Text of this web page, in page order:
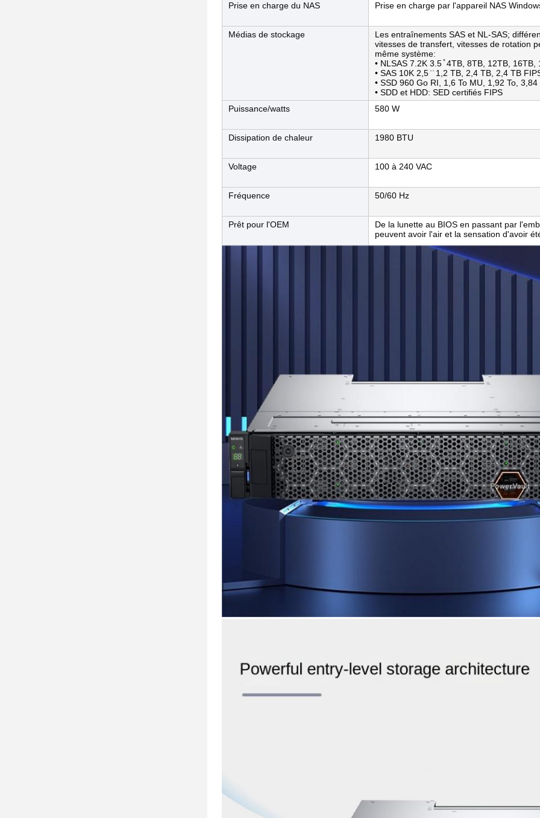
Prise en charge du NAS Prise en charge par l'appareil NAS
Médias de stockage
Les entraînements SAS et NL-SAS;
vitesses de transfert, vitesses de rotation
même système:
• NLSAS 7.2K 3.5 ̊ 4TB, 8TB, 12TB,
• SAS 10K 2,5 ̇ ̇ 1,2 TB, 2,4 TB, 2,4 TB
• SSD 960 Go RI, 1,6 To MU, 1,92 To,
• SDD et HDD: SED certifiés FIPS
Puissance/watts
580 W
Dissipation de chaleur 1980 BTU
Voltage 100 à 240 VAC
Fréquence 50/60 Hz
Prêt pour l'OEM
De la lunette au BIOS en passant par
peuvent avoir l'air et la sensation d'avoir